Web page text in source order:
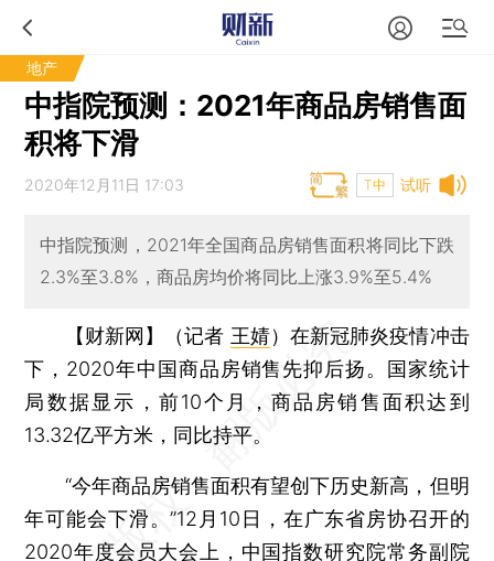
地产
中指院预测：2021年商品房销售面
积将下滑
试听
2020年12月11日 17:03 T中
中指院预测，2021年全国商品房销售面积将同比下跌
2.3%至3.8%，商品房均价将同比上涨3.9%至5.4%
【财新网】（记者 王婧） 在新冠肺炎疫情冲击
下，2020年中国商品房销售先抑后扬。国家统计
局数据显示，前10个月，商品房销售面积达到
13.32亿平方米，同比持平。
“今年商品房销售面积有望创下历史新高，但明
年可能会下滑。”12月10日，在广东省房协召开的
2020年度会员大会上，中国指数研究院常务副院